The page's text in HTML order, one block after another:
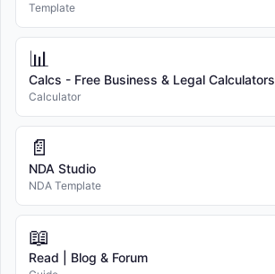
Template
📊
Calcs - Free Business & Legal Calculators
Calculator
📄
NDA Studio
NDA Template
📖
Read | Blog & Forum